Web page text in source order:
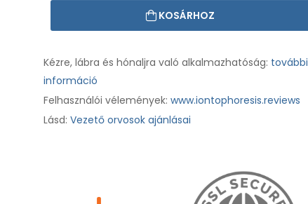
KOSÁRHOZ
Kézre, lábra és hónaljra való alkalmazhatóság: további
információ
Felhasználói vélemények: www.iontophoresis.reviews
Lásd: Vezető orvosok ajánlásai